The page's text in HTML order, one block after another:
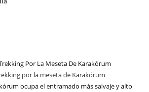
por la meseta de Karakórum
ocupa el entramado más salvaje y alto